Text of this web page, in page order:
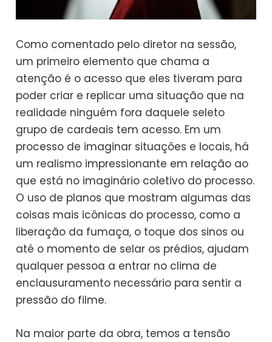
Como comentado pelo diretor na sessão,
um primeiro elemento que chama a
atenção é o acesso que eles tiveram para
poder criar e replicar uma situação que na
realidade ninguém fora daquele seleto
grupo de cardeais tem acesso. Em um
processo de imaginar situações e locais, há
um realismo impressionante em relação ao
que está no imaginário coletivo do processo.
O uso de planos que mostram algumas das
coisas mais icônicas do processo, como a
liberação da fumaça, o toque dos sinos ou
até o momento de selar os prédios, ajudam
qualquer pessoa a entrar no clima de
enclausuramento necessário para sentir a
pressão do filme.
Na maior parte da obra, temos a tensão